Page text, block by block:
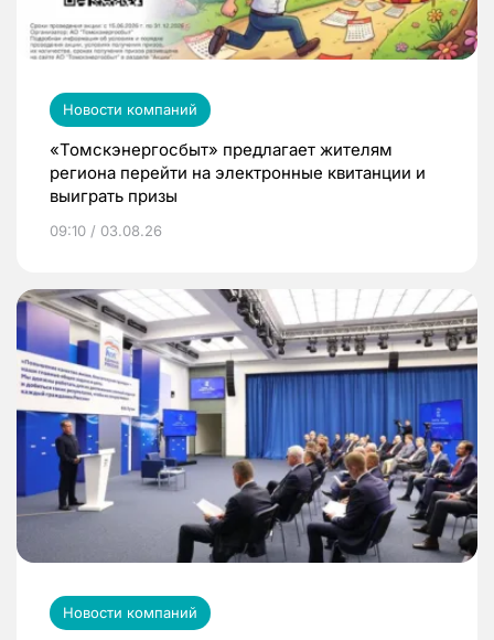
Новости компаний
«Томскэнергосбыт» предлагает жителям
региона перейти на электронные квитанции и
выиграть призы
09:10 / 03.08.26
Новости компаний